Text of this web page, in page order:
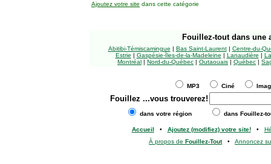
Ajoutez votre site dans cette catégorie
Fouillez-tout dans une
Abitibi-Témiscamingue | Bas Saint-Laurent| Centre-du-
Estrie | Gaspésie-Îles-de-la-Madeleine | Lanaudière |
Montréal | Nord-du-Québec | Outaouais | Québec |
MP3 Ciné
Fouillez ...vous trouverez!
dans votre région dans Fouillez-
Accueil • Ajoutez (modifiez) votre site!•
À propos de Fouillez-Tout• Annoncez